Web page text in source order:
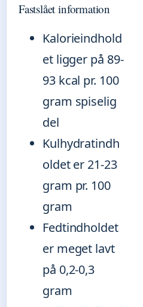
Fastslået information
Kalorieindhold
et ligger på 89-
93 kcal pr. 100
gram spiselig
del
Kulhydratindh
oldet er 21-23
gram pr. 100
gram
Fedtindholdet
er meget lavt
på 0,2-0,3
gram